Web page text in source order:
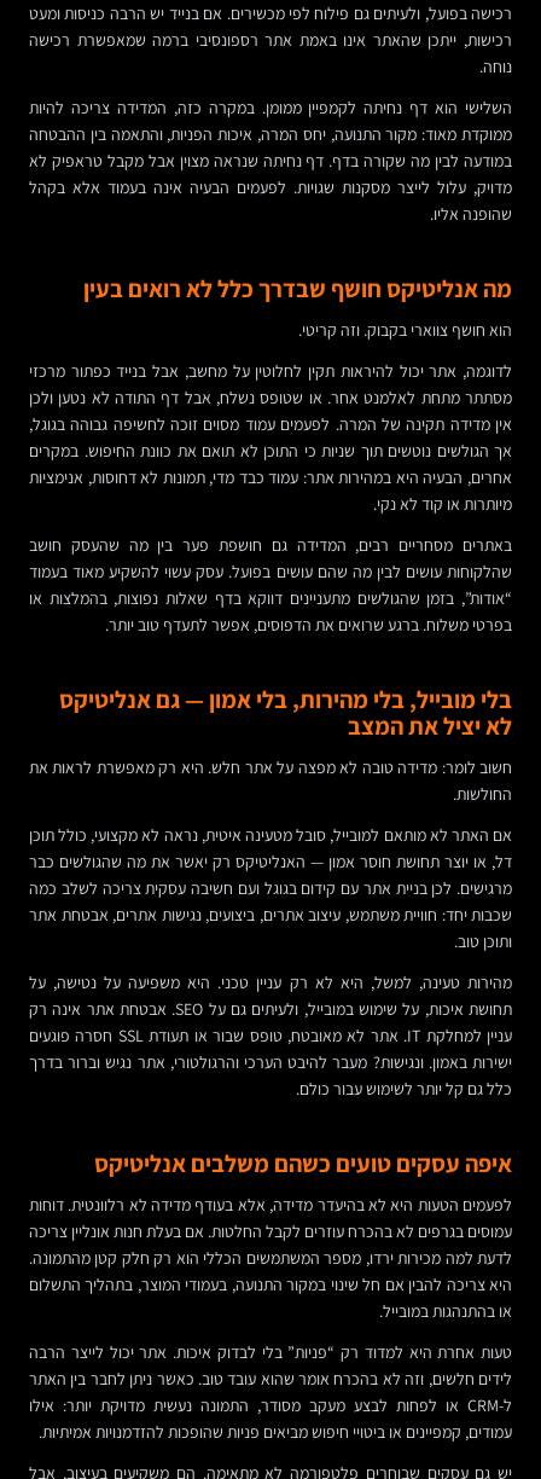
רכישה בפועל, ולעיתים גם פילוח לפי מכשירים. אם בנייד יש הרבה כניסות ומעט
רכישות, ייתכן שהאתר אינו באמת אתר רספונסיבי ברמה שמאפשרת רכישה
נוחה.
השלישי הוא דף נחיתה לקמפיין ממומן. במקרה כזה, המדידה צריכה להיות
ממוקדת מאוד: מקור התנועה, יחס המרה, איכות הפניות, והתאמה בין ההבטחה
במודעה לבין מה שקורה בדף. דף נחיתה שנראה מצוין אבל מקבל טראפיק לא
מדויק, עלול לייצר מסקנות שגויות. לפעמים הבעיה אינה בעמוד אלא בקהל
שהופנה אליו.
מה אנליטיקס חושף שבדרך כלל לא רואים בעין
הוא חושף צווארי בקבוק. וזה קריטי.
לדוגמה, אתר יכול להיראות תקין לחלוטין על מחשב, אבל בנייד כפתור מרכזי
מסתתר מתחת לאלמנט אחר. או שטופס נשלח, אבל דף התודה לא נטען ולכן
אין מדידה תקינה של המרה. לפעמים עמוד מסוים זוכה לחשיפה גבוהה בגוגל,
אך הגולשים נוטשים תוך שניות כי התוכן לא תואם את כוונת החיפוש. במקרים
אחרים, הבעיה היא במהירות אתר: עמוד כבד מדי, תמונות לא דחוסות, אנימציות
מיותרות או קוד לא נקי.
באתרים מסחריים רבים, המדידה גם חושפת פער בין מה שהעסק חושב
שהלקוחות עושים לבין מה שהם עושים בפועל. עסק עשוי להשקיע מאוד בעמוד
“אודות”, בזמן שהגולשים מתעניינים דווקא בדף שאלות נפוצות, בהמלצות או
בפרטי משלוח. ברגע שרואים את הדפוסים, אפשר לתעדף טוב יותר.
בלי מובייל, בלי מהירות, בלי אמון — גם אנליטיקס
לא יציל את המצב
חשוב לומר: מדידה טובה לא מפצה על אתר חלש. היא רק מאפשרת לראות את
החולשות.
אם האתר לא מותאם למובייל, סובל מטעינה איטית, נראה לא מקצועי, כולל תוכן
דל, או יוצר תחושת חוסר אמון — האנליטיקס רק יאשר את מה שהגולשים כבר
מרגישים. לכן בניית אתר עם קידום בגוגל ועם חשיבה עסקית צריכה לשלב כמה
שכבות יחד: חוויית משתמש, עיצוב אתרים, ביצועים, נגישות אתרים, אבטחת אתר
ותוכן טוב.
מהירות טעינה, למשל, היא לא רק עניין טכני. היא משפיעה על נטישה, על
תחושת איכות, על שימוש במובייל, ולעיתים גם על SEO. אבטחת אתר אינה רק
עניין למחלקת IT. אתר לא מאובטח, טופס שבור או תעודת SSL חסרה פוגעים
ישירות באמון. ונגישות? מעבר להיבט הערכי והרגולטורי, אתר נגיש וברור בדרך
כלל גם קל יותר לשימוש עבור כולם.
איפה עסקים טועים כשהם משלבים אנליטיקס
לפעמים הטעות היא לא בהיעדר מדידה, אלא בעודף מדידה לא רלוונטית. דוחות
עמוסים בגרפים לא בהכרח עוזרים לקבל החלטות. אם בעלת חנות אונליין צריכה
לדעת למה מכירות ירדו, מספר המשתמשים הכללי הוא רק חלק קטן מהתמונה.
היא צריכה להבין אם חל שינוי במקור התנועה, בעמודי המוצר, בתהליך התשלום
או בהתנהגות במובייל.
טעות אחרת היא למדוד רק “פניות” בלי לבדוק איכות. אתר יכול לייצר הרבה
לידים חלשים, וזה לא בהכרח אומר שהוא עובד טוב. כאשר ניתן לחבר בין האתר
ל-CRM או לפחות לבצע מעקב מסודר, התמונה נעשית מדויקת יותר: אילו
עמודים, קמפיינים או ביטויי חיפוש מביאים פניות שהופכות להזדמנויות אמיתיות.
יש גם עסקים שבוחרים פלטפורמה לא מתאימה. הם משקיעים בעיצוב, אבל